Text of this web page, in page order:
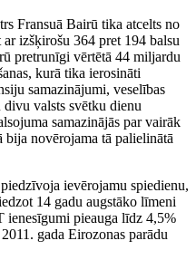
Fransuā Bairū tika atcelts no
izšķirošu 364 pret 194 balsu
pretrunīgi vērtētā 44 miljardu
kurā tika ierosināti
samazinājumi, veselības
valsts svētku dienu
samazinājās par vairāk
bija novērojama tā palielinātā
ievērojamu spiedienu,
14 gadu augstāko līmeni
ienesīgumi pieauga līdz 4,5%
gada Eirozonas parādu